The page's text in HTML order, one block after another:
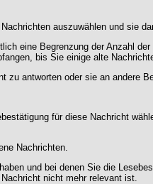
auszuwählen und sie
eine Begrenzung der Anzahl
bis Sie einige alte
zu antworten oder sie an andere
für diese Nachricht
Nachrichten.
und bei denen Sie die
nicht mehr relevant ist.